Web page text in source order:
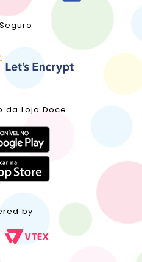
da Loja Doce
by